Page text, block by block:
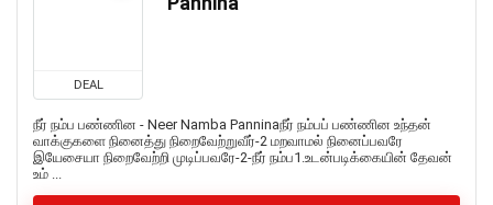
DEAL
நீர் நம்ப பண்ணின - Neer Namba Panninaநீர் நம்பப் பண்ணின உந்தன்
வாக்குகளை நினைத்து நிறைவேற்றுவீர்-2 மறவாமல் நினைப்பவரே
இயேசையா நிறைவேற்றி முடிப்பவரே-2-நீர் நம்ப1.உடன்படிக்கையின் தேவன்
உம் ...